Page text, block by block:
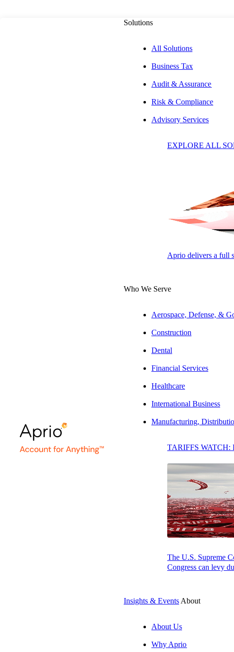
Solutions
All Solutions
Business Tax
Audit & Assurance
Risk & Compliance
Advisory Services
EXPLORE ALL
Aprio delivers a full
Who We Serve
Aerospace, Defense, &
Construction
Dental
Financial Services
Healthcare
International Business
Manufacturing,
TARIFFS
The U.S. Supreme
Congress can levy
Insights & Events About
About Us
Why Aprio
중국 서비스 그룹
Aprio는 중국 기업이 모든 것을 처리할 수 있도록 지원합니다™
귀사가 내수 시장 또는 해외 시장으로 사업을 확장하거나, 사업
가 필요로 하는 차별화된 자문, 감사*, 세무, 아웃소싱, 인력 공급
미국 및 해외에서의 신규 법인 설립 및 운영 과정에 대한 안내
프로세스를 간소화하고 효율성을 달성하는 종합적 접근법
규제 준수 및 위험 관리 지침
비즈니스와 함께 성장할 확장 가능하고 효율적인 전략
미국 및 해외의 가치 있는 세금 및 비즈니스 자원 접근
귀사의 비즈니스를 위한 당사의 감사 및 세무 서비스
이전가격
관세 및 관세율
글로벌 모빌리티 서비스